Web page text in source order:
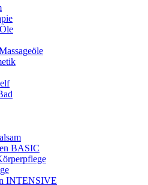
BASIC
INTENSIVE